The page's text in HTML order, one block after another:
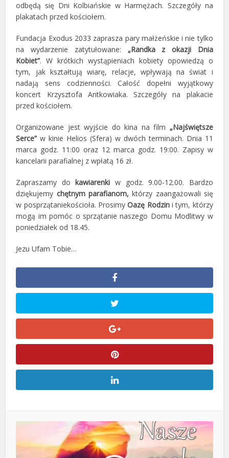
odbędą się Dni Kolbiańskie w Harmężach. Szczegóły na
plakatach przed kościołem.
Fundacja Exodus 2033 zaprasza pary małżeńskie i nie tylko
na wydarzenie zatytułowane: „Randka z okazji Dnia
Kobiet”. W krótkich wystąpieniach kobiety opowiedzą o
tym, jak kształtują wiarę, relacje, wpływają na świat i
nadają sens codzienności. Całość dopełni wyjątkowy
koncert Krzysztofa Antkowiaka. Szczegóły na plakacie
przed kościołem.
Organizowane jest wyjście do kina na film „Najświętsze
Serce” w kinie Helios (Sfera) w dwóch terminach. Dnia 11
marca godz. 11:00 oraz 12 marca godz. 19:00. Zapisy w
kancelarii parafialnej z wpłatą 16 zł.
Zapraszamy dokawiarenkiw godz. 9.00-12.00. Bardzo
dziękujemy chętnym parafianom,którzy zaangażowali się
w posprzątaniekościoła. ProsimyOazę Rodzini tym, którzy
mogą im pomóc o sprzątanie naszego Domu Modlitwy w
poniedziałek od 18.45.
Jezu Ufam Tobie…